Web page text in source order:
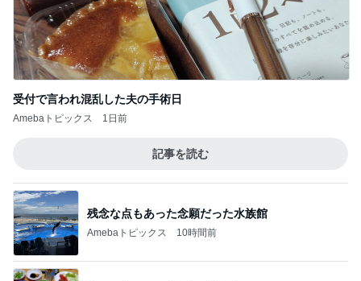
受付で言われ混乱した夫の手術日
Amebaトピックス 1日前
記事を読む
残念な点もあった念願だった水族館
Amebaトピックス 10時間前